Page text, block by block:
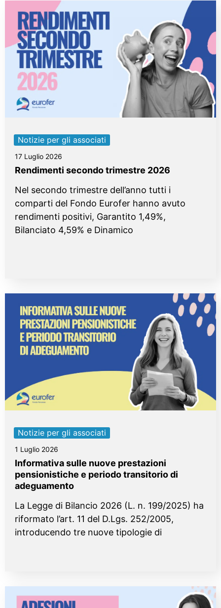
Notizie per gli associati
17 Luglio 2026
Rendimenti secondo trimestre 2026
Nel secondo trimestre dell’anno tutti i
comparti del Fondo Eurofer hanno avuto
rendimenti positivi, Garantito 1,49%,
Bilanciato 4,59% e Dinamico
Notizie per gli associati
1 Luglio 2026
Informativa sulle nuove prestazioni
pensionistiche e periodo transitorio di
adeguamento
La Legge di Bilancio 2026 (L. n. 199/2025) ha
riformato l’art. 11 del D.Lgs. 252/2005,
introducendo tre nuove tipologie di